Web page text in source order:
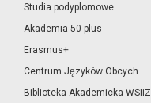
Studia podyplomowe
Akademia 50 plus
Erasmus+
Centrum Języków Obcych
Biblioteka Akademicka WSIiZ